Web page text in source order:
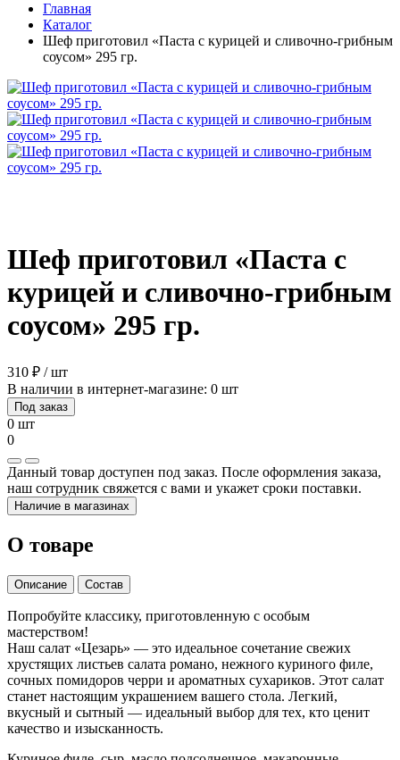
Главная
Каталог
Шеф приготовил «Паста с курицей и сливочно-грибным
соусом» 295 гр.
Шеф приготовил «Паста с
курицей и сливочно-грибным
соусом» 295 гр.
310 ₽ / шт
В наличии в интернет-магазине: 0 шт
Под заказ
0 шт
0
Данный товар доступен под заказ. После оформления заказа,
наш сотрудник свяжется с вами и укажет сроки поставки.
Наличие в магазинах
О товаре
Описание Состав
Попробуйте классику, приготовленную с особым
мастерством!
Наш салат «Цезарь» — это идеальное сочетание свежих
хрустящих листьев салата романо, нежного куриного филе,
сочных помидоров черри и ароматных сухариков. Этот салат
станет настоящим украшением вашего стола. Легкий,
вкусный и сытный — идеальный выбор для тех, кто ценит
качество и изысканность.